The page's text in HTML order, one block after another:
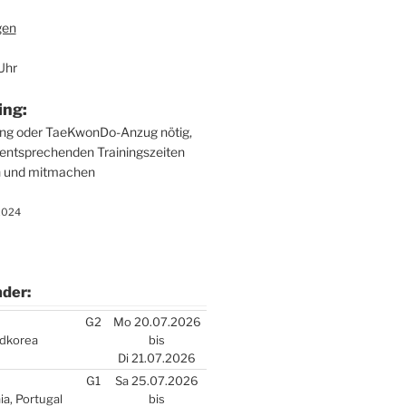
oder Tae­Kwon­Do-Anzug nötig,
Trai­nings­zei­ten
mit­ma­chen
G2
Mo 20.07.2026
bis
Di 21.07.2026
Por­tu­gal
G1
Sa 25.07.2026
bis